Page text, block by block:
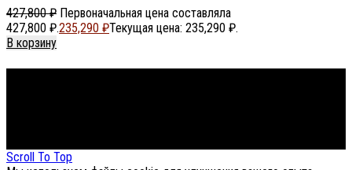
427,800₽ Первоначальная цена составляла
427,800 ₽.235,290 ₽Текущая цена: 235,290 ₽.
В корзину
Scroll To Top